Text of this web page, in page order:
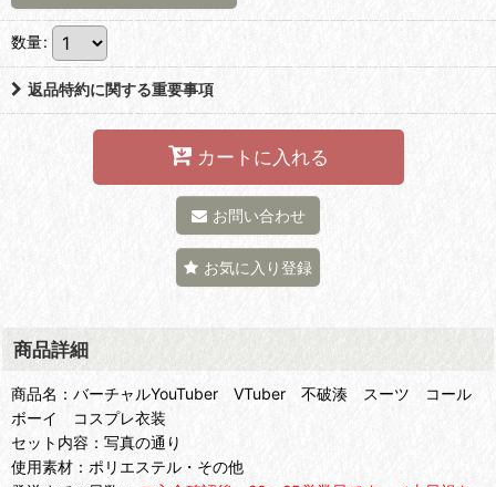
数量:
返品特約に関する重要事項
カートに入れる
お問い合わせ
お気に入り登録
商品詳細
商品名：バーチャルYouTuber VTuber 不破湊 スーツ コール
ボーイ コスプレ衣装
セット内容：写真の通り
使用素材：ポリエステル・その他